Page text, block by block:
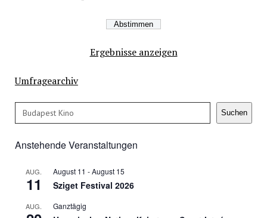
Ergebnisse anzeigen
Umfragearchiv
Suchen Suchen
Anstehende Veranstaltungen
AUG.
11
August 11 -August 15
Sziget Festival 2026
AUG. Ganztägig